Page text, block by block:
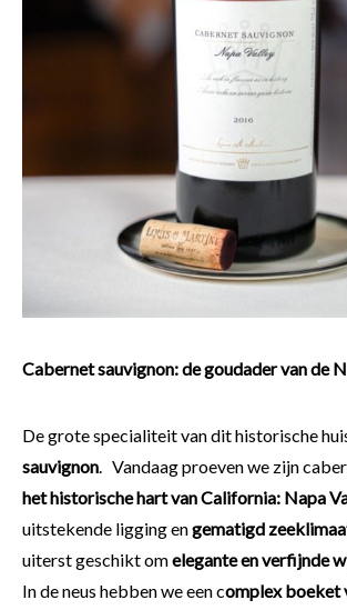
Cabernet sauvignon: de goudader van de
De grote specialiteit van dit historische
sauvignon. Vandaag proeven we zijn
het historische hart van California: Napa
uitstekende ligging engematigd
uiterst geschikt omelegante en verfijnde
In de neus hebben we een complex boeket